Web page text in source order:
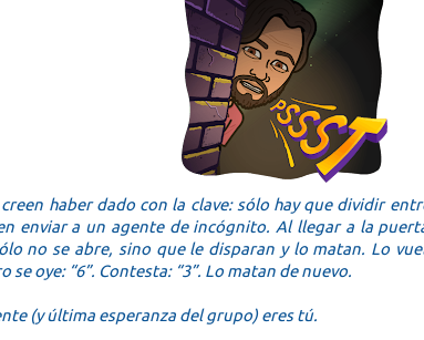
haber dado con la clave: sólo hay que dividir
enviar a un agente de incógnito. Al llegar a la
no se abre, sino que le disparan y lo matan. Lo
se oye: “6”. Contesta: “3”. Lo matan de nuevo.
(y última esperanza del grupo) eres tú.